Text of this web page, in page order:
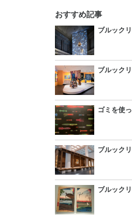
おすすめ記事
ブルック
ブルック
ゴミを使
ブルック
ブルック